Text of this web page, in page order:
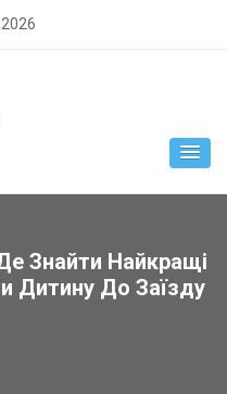
Знайти Найкращі
Дитину До Заїзду